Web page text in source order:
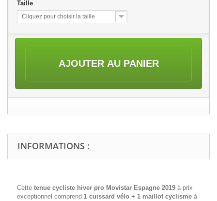
Taille
Cliquez pour choisir la taille
AJOUTER AU PANIER
INFORMATIONS :
Cette tenue cycliste hiver pro Movistar Espagne 2019 à prix
exceptionnel comprend 1 cuissard vélo + 1 maillot cyclisme à